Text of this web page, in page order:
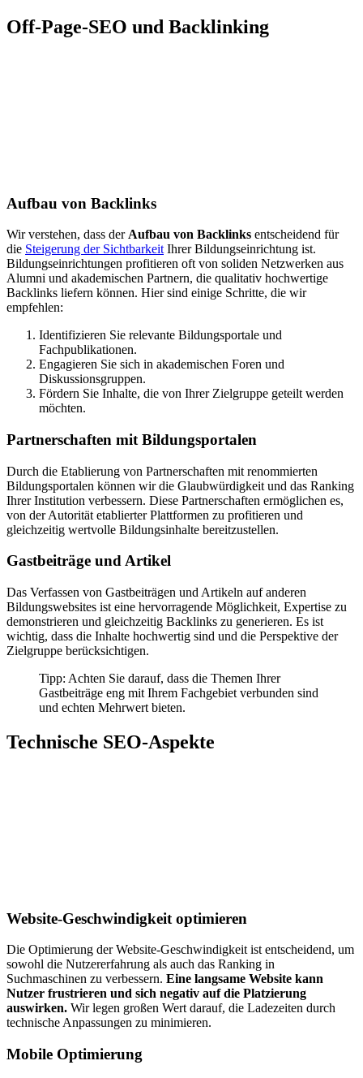
Off-Page-SEO und Backlinking
Aufbau von Backlinks
Wir verstehen, dass der Aufbau von Backlinks entscheidend für
die Steigerung der Sichtbarkeit Ihrer Bildungseinrichtung ist.
Bildungseinrichtungen profitieren oft von soliden Netzwerken aus
Alumni und akademischen Partnern, die qualitativ hochwertige
Backlinks liefern können. Hier sind einige Schritte, die wir
empfehlen:
Identifizieren Sie relevante Bildungsportale und
Fachpublikationen.
Engagieren Sie sich in akademischen Foren und
Diskussionsgruppen.
Fördern Sie Inhalte, die von Ihrer Zielgruppe geteilt werden
möchten.
Partnerschaften mit Bildungsportalen
Durch die Etablierung von Partnerschaften mit renommierten
Bildungsportalen können wir die Glaubwürdigkeit und das Ranking
Ihrer Institution verbessern. Diese Partnerschaften ermöglichen es,
von der Autorität etablierter Plattformen zu profitieren und
gleichzeitig wertvolle Bildungsinhalte bereitzustellen.
Gastbeiträge und Artikel
Das Verfassen von Gastbeiträgen und Artikeln auf anderen
Bildungswebsites ist eine hervorragende Möglichkeit, Expertise zu
demonstrieren und gleichzeitig Backlinks zu generieren. Es ist
wichtig, dass die Inhalte hochwertig sind und die Perspektive der
Zielgruppe berücksichtigen.
Tipp: Achten Sie darauf, dass die Themen Ihrer
Gastbeiträge eng mit Ihrem Fachgebiet verbunden sind
und echten Mehrwert bieten.
Technische SEO-Aspekte
Website-Geschwindigkeit optimieren
Die Optimierung der Website-Geschwindigkeit ist entscheidend, um
sowohl die Nutzererfahrung als auch das Ranking in
Suchmaschinen zu verbessern. Eine langsame Website kann
Nutzer frustrieren und sich negativ auf die Platzierung
auswirken. Wir legen großen Wert darauf, die Ladezeiten durch
technische Anpassungen zu minimieren.
Mobile Optimierung